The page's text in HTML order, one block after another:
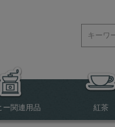
ー関連用品 紅茶